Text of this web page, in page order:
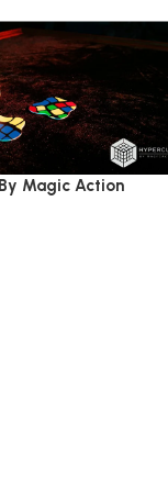
Magic Action